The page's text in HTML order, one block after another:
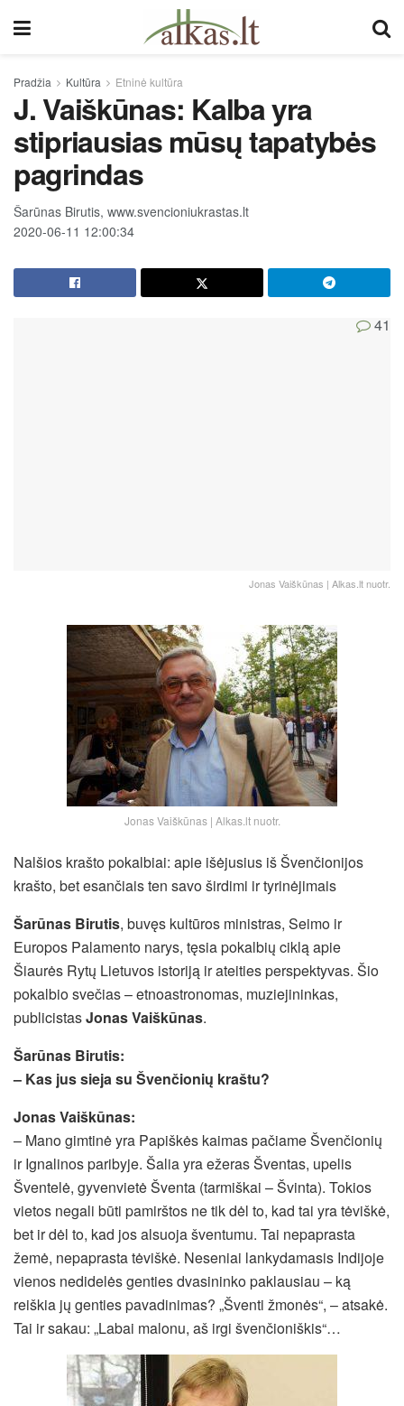
Pradžia Kultūra Etninė kultūra
J. Vaiškūnas: Kalba yra
stipriausias mūsų tapatybės
pagrindas
Šarūnas Birutis, www.svencioniukrastas.lt
2020-06-11 12:00:34
41
Jonas Vaiškūnas | Alkas.lt nuotr.
Jonas Vaiškūnas | Alkas.lt nuotr.
Nalšios krašto pokalbiai: apie išėjusius iš Švenčionijos
krašto, bet esančiais ten savo širdimi ir tyrinėjimais
Šarūnas Birutis, buvęs kultūros ministras, Seimo ir
Europos Palamento narys, tęsia pokalbių ciklą apie
Šiaurės Rytų Lietuvos istoriją ir ateities perspektyvas. Šio
pokalbio svečias – etnoastronomas, muziejininkas,
publicistasJonas Vaiškūnas.
Šarūnas Birutis:
– Kas jus sieja su Švenčionių kraštu?
Jonas Vaiškūnas:
– Mano gimtinė yra Papiškės kaimas pačiame Švenčionių
ir Ignalinos paribyje. Šalia yra ežeras Šventas, upelis
Šventelė, gyvenvietė Šventa (tarmiškai – Švinta). Tokios
vietos negali būti pamirštos ne tik dėl to, kad tai yra tėviškė,
bet ir dėl to, kad jos alsuoja šventumu. Tai nepaprasta
žemė, nepaprasta tėviškė. Neseniai lankydamasis Indijoje
vienos nedidelės genties dvasininko paklausiau – ką
reiškia jų genties pavadinimas? „Šventi žmonės“, – atsakė.
Tai ir sakau: „Labai malonu, aš irgi švenčioniškis“…